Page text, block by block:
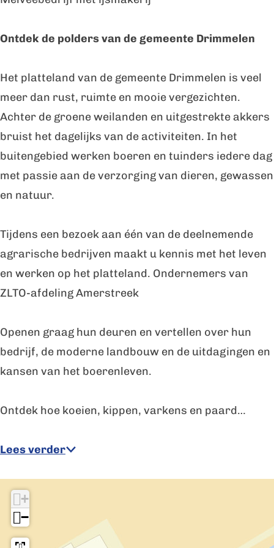
r
e
B
o
e
r
M
k
v
e
e
e
d
r
j
a
o
r
d
e
B
o
e
e
l
k
v
e
b
e
r
j
Ontdek de polders van de gemeente Drimmelen
Het platteland van de gemeente Drimmelen is veel
meer dan rust, ruimte en mooie vergezichten.
Achter de groene weilanden en uitgestrekte akkers
bruist het dagelijks van de activiteiten. In het
buitengebied werken boeren en tuinders iedere dag
met passie aan de verzorging van dieren, gewassen
en natuur.
Tijdens een bezoek aan één van de deelnemende
agrarische bedrijven maakt u kennis met het leven
en werken op het platteland. Ondernemers van
ZLTO-afdeling Amerstreek
Openen graag hun deuren en vertellen over hun
bedrijf, de moderne landbouw en de uitdagingen en
kansen van het boerenleven.
Ontdek hoe koeien, kippen, varkens en paard…
Lees verder
+
−